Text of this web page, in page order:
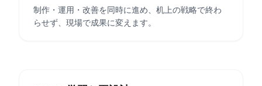
制作・運用・改善を同時に進め、机上の戦略で終わ
らせず、現場で成果に変えます。